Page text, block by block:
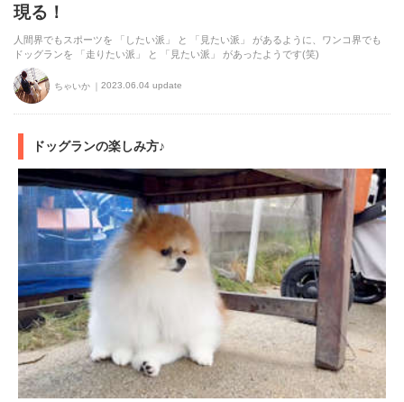
現る！
人間界でもスポーツを 「したい派」 と 「見たい派」 があるように、ワンコ界でも
ドッグランを 「走りたい派」 と 「見たい派」 があったようです(笑)
ちゃいか 2023.06.04 update
ドッグランの楽しみ方♪